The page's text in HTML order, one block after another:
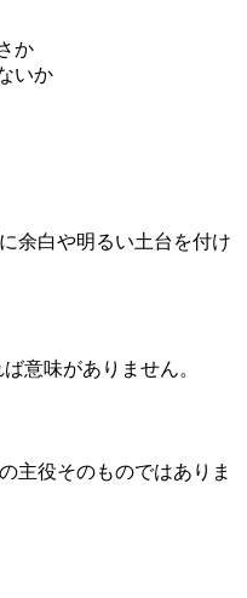
か
いか
余白や明るい土台を付け
意味がありません。
主役そのものではありま